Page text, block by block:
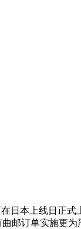
日本上线日正式
邮订单实施更